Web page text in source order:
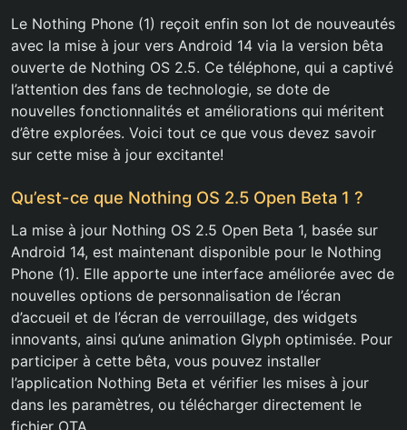
Le Nothing Phone (1) reçoit enfin son lot de nouveautés
avec la mise à jour vers Android 14 via la version bêta
ouverte de Nothing OS 2.5. Ce téléphone, qui a captivé
l’attention des fans de technologie, se dote de
nouvelles fonctionnalités et améliorations qui méritent
d’être explorées. Voici tout ce que vous devez savoir
sur cette mise à jour excitante!
Qu’est-ce que Nothing OS 2.5 Open Beta 1 ?
La mise à jour Nothing OS 2.5 Open Beta 1, basée sur
Android 14, est maintenant disponible pour le Nothing
Phone (1). Elle apporte une interface améliorée avec de
nouvelles options de personnalisation de l’écran
d’accueil et de l’écran de verrouillage, des widgets
innovants, ainsi qu’une animation Glyph optimisée. Pour
participer à cette bêta, vous pouvez installer
l’application Nothing Beta et vérifier les mises à jour
dans les paramètres, ou télécharger directement le
fichier OTA.